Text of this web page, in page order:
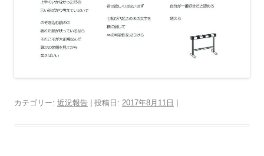
カテゴリー: 近況報告 | 投稿日: 2017年8月11日